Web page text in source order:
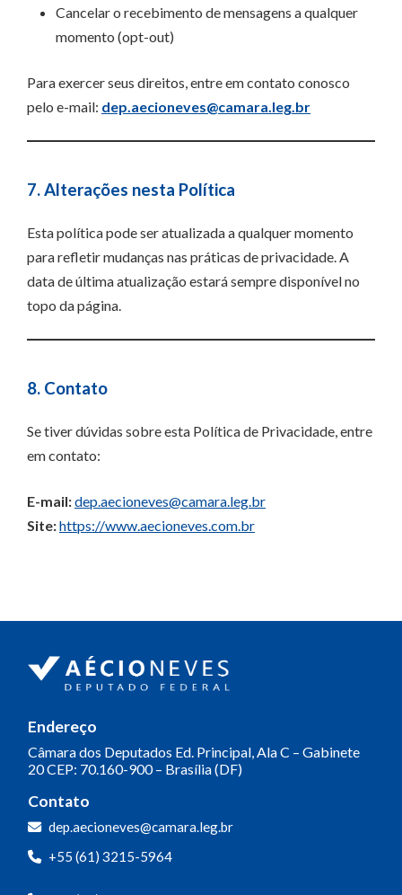
Cancelar o recebimento de mensagens a qualquer
momento (opt-out)
Para exercer seus direitos, entre em contato conosco
pelo e-mail: dep.aecioneves@camara.leg.br
7. Alterações nesta Política
Esta política pode ser atualizada a qualquer momento
para refletir mudanças nas práticas de privacidade. A
data de última atualização estará sempre disponível no
topo da página.
8. Contato
Se tiver dúvidas sobre esta Política de Privacidade, entre
em contato:
E-mail:dep.aecioneves@camara.leg.br
Site:https://www.aecioneves.com.br
Endereço
Câmara dos Deputados Ed. Principal, Ala C – Gabinete
20CEP: 70.160-900 – Brasília (DF)
Contato
dep.aecioneves@camara.leg.br
+55 (61) 3215-5964